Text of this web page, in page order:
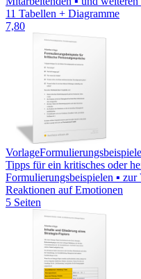
11 Tabellen + Diagramme
7,80
Vorlage
Tipps für ein kritisches oder
Formulierungsbeispielen ▪
Reaktionen auf Emotionen
5 Seiten